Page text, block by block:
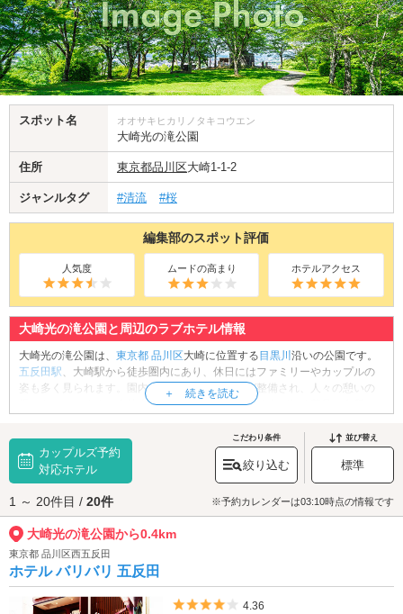
スポット名 オオサキヒカリノタキコウエン
大崎光の滝公園
住所 東京都品川区大崎1-1-2
ジャンルタグ #清流 #桜
編集部のスポット評価
人気度 ムードの高まり ホテルアクセス
大崎光の滝公園と周辺のラブホテル情報
大崎光の滝公園は、 東京都 品川区大崎に位置する 目黒川 沿いの公園です。
五反田駅 、大崎駅から徒歩圏内にあり、休日にはファミリーやカップルの
姿も多く見られます。園内には遊具や噴水などが整備され、人々の憩いの
場となっています。大崎光の滝公園といえば、知る人ぞ知る花見の名所で
崎駅から五反田駅にかけて、目黒川沿いでイルミネーションイベントが開
催されます。桜色のLEDライト、約35万個が彩る夜のお散歩コースを歩い
て、大崎光の滝公園でひと休みしましょう。春は桜、冬はイルミネーショ
ンを眺めながら、ロマンチックなひと時をお過ごしください。
大崎光の滝公園へは、
五反田エリアのラブホテルからもアクセスが便利で
す。
カップルズ予約
対応ホテル
こだわり条件
絞り込む
並び替え
標準
1 ～ 20件目 / 20件 ※予約カレンダーは03:10時点の情報です
大崎光の滝公園から0.4km
東京都 品川区西五反田
ホテル バリバリ 五反田
5つ星のうち4
4.36